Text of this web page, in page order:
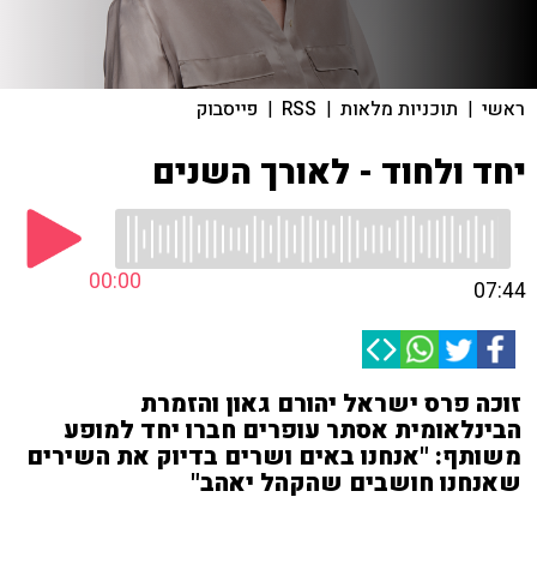
ראשי | תוכניות מלאות |
RSS
| פייסבוק
יחד ולחוד - לאורך השנים
00:00 07:44
זוכה פרס ישראל יהורם גאון והזמרת
הבינלאומית אסתר עופרים חברו יחד למופע
משותף: "אנחנו באים ושרים בדיוק את השירים
שאנחנו חושבים שהקהל יאהב"